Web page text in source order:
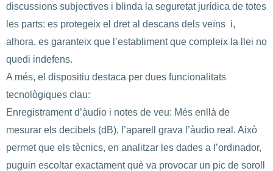
discussions subjectives i blinda la seguretat jurídica de totes
les parts: es protegeix el dret al descans dels veïns i,
alhora, es garanteix que l’establiment que compleix la llei no
quedi indefens.
A més, el dispositiu destaca per dues funcionalitats
tecnològiques clau:
Enregistrament d’àudio i notes de veu: Més enllà de
mesurar els decibels (dB), l’aparell grava l’àudio real. Això
permet que els tècnics, en analitzar les dades a l’ordinador,
puguin escoltar exactament què va provocar un pic de soroll